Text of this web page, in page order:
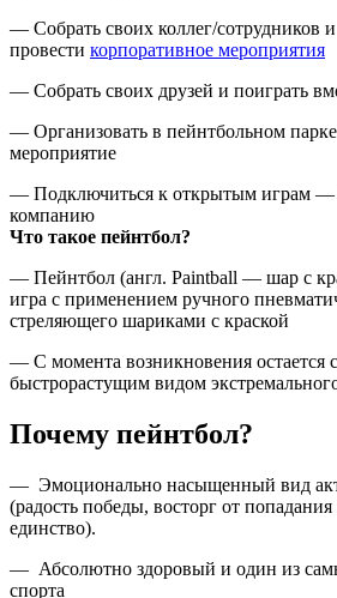
— Собрать своих коллег/сотрудников и
провести корпоративное мероприятия
— Собрать своих друзей и поиграть
— Организовать в пейнтбольном
мероприятие
— Подключиться к открытым играм —
компанию
Что такое пейнтбол?
— Пейнтбол (англ. Paintball — шар с
игра с применением ручного
стреляющего шариками с краской
— С момента возникновения остается
быстрорастущим видом
Почему пейнтбол?
— Эмоционально насыщенный вид
(радость победы, восторг от
единство).
— Абсолютно здоровый и один из
спорта